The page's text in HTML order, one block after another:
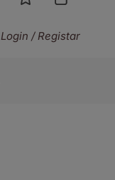
Login / Registar